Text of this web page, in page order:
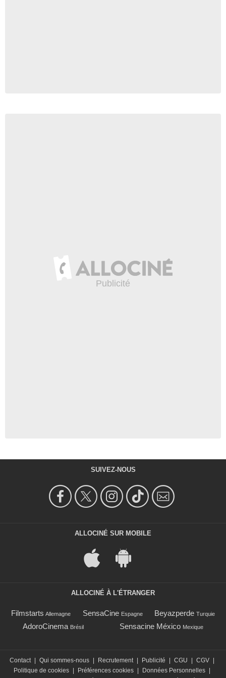
SUIVEZ-NOUS
ALLOCINÉ SUR MOBILE
ALLOCINÉ À L'ÉTRANGER
Filmstarts Allemagne SensaCine Espagne Beyazperde Turquie
AdoroCinema Brésil Sensacine México Mexique
Contact Qui sommes-nous Recrutement Publicité CGU CGV
Politique de cookies
Préférences cookies Données Personnelles